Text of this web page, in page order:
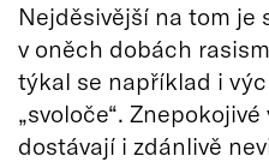
Nejděsivější na tom je
v oněch dobách
týkal se například i
„svoloče“.
dostávají i zdánlivě